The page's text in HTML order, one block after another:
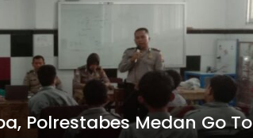
Polrestabes Medan Go To